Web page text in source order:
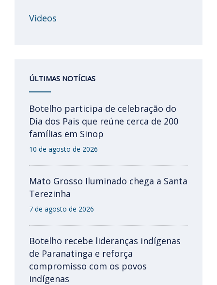
Videos
ÚLTIMAS NOTÍCIAS
Botelho participa de celebração do
Dia dos Pais que reúne cerca de 200
famílias em Sinop
10 de agosto de 2026
Mato Grosso Iluminado chega a Santa
Terezinha
7 de agosto de 2026
Botelho recebe lideranças indígenas
de Paranatinga e reforça
compromisso com os povos
indígenas